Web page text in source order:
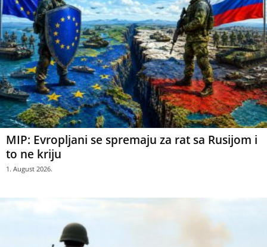
MIP: Evropljani se spremaju za rat sa Rusijom i
to ne kriju
1. August 2026.